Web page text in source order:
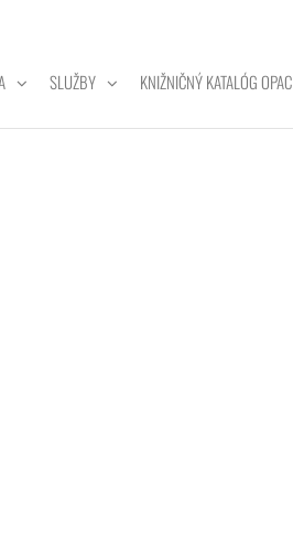
SLUŽBY KNIŽNIČNÝ KATALÓG OPAC